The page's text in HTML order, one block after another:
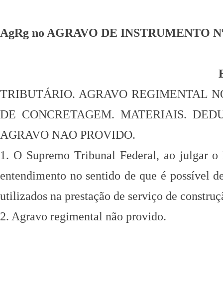
AgRg no AGRAVO DE INSTRUMENTO
TRIBUTÁRIO. AGRAVO REGIMENTAL
DE CONCRETAGEM.MATERIAIS.
AGRAVO NAO PROVIDO.
1. O Supremo Tribunal Federal, ao julgar
entendimento no sentido de que é possível
utilizados na prestação de serviço de
2. Agravo regimental não provido.